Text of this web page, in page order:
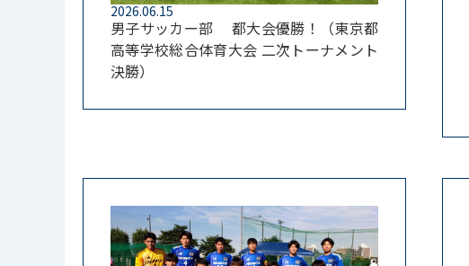
2026.06.15
男子サッカー部 都大会優勝！（東京都
高等学校総合体育大会 二次トーナメント
決勝）